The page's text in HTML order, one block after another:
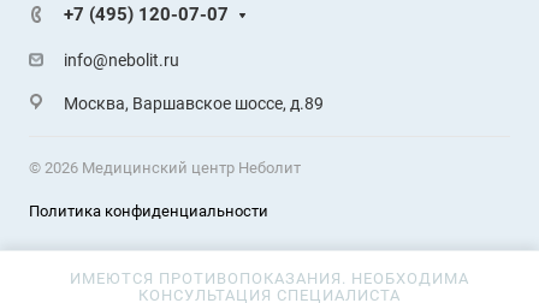
+7 (495) 120-07-07
info@nebolit.ru
Москва, Варшавское шоссе, д.89
© 2026 Медицинский центр Неболит
Политика конфиденциальности
ИМЕЮТСЯ ПРОТИВОПОКАЗАНИЯ. НЕОБХОДИМА
КОНСУЛЬТАЦИЯ СПЕЦИАЛИСТА